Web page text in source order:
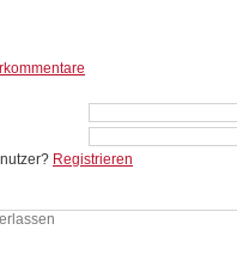
Registrieren